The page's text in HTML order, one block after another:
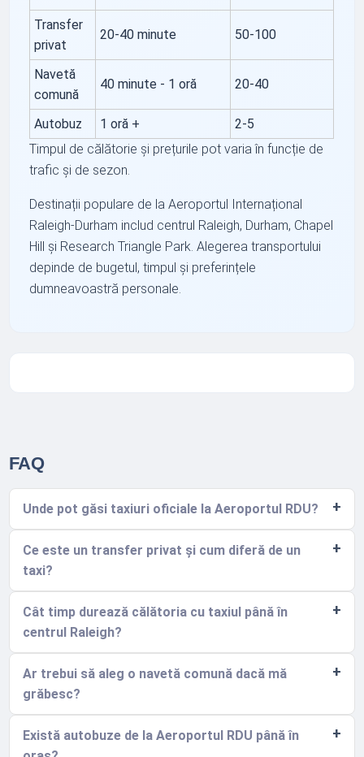
Transfer
privat
20-40 minute 50-100
Navetă
comună
40 minute - 1 oră 20-40
Autobuz 1 oră +
2-5
Timpul de călătorie și prețurile pot varia în funcție de
trafic și de sezon.
Destinații populare de la Aeroportul Internațional
Raleigh-Durham includ centrul Raleigh, Durham, Chapel
Hill și Research Triangle Park. Alegerea transportului
depinde de bugetul, timpul și preferințele
dumneavoastră personale.
FAQ
Unde pot găsi taxiuri oficiale la Aeroportul RDU?
Ce este un transfer privat și cum diferă de un
taxi?
Cât timp durează călătoria cu taxiul până în
centrul Raleigh?
Ar trebui să aleg o navetă comună dacă mă
grăbesc?
Există autobuze de la Aeroportul RDU până în